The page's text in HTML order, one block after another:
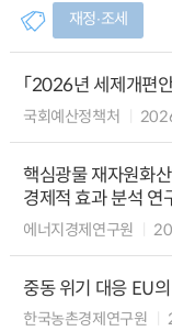
재정∙조세
「2026년 세제개편
국회예산정책처
핵심광물 재자원화
경제적 효과 분석 연
에너지경제연구원
중동 위기 대응 EU
한국농촌경제연구원